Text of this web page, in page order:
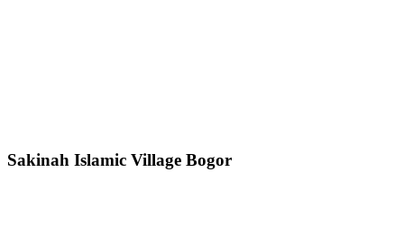
Sakinah Islamic Village Bogor